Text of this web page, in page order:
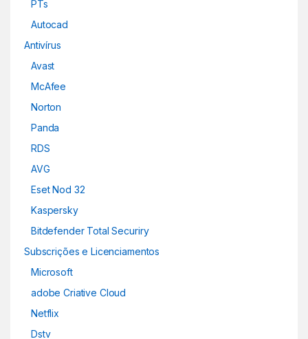
PTs
Autocad
Antivírus
Avast
McAfee
Norton
Panda
RDS
AVG
Eset Nod 32
Kaspersky
Bitdefender Total Securiry
Subscrições e Licenciamentos
Microsoft
adobe Criative Cloud
Netflix
Dstv